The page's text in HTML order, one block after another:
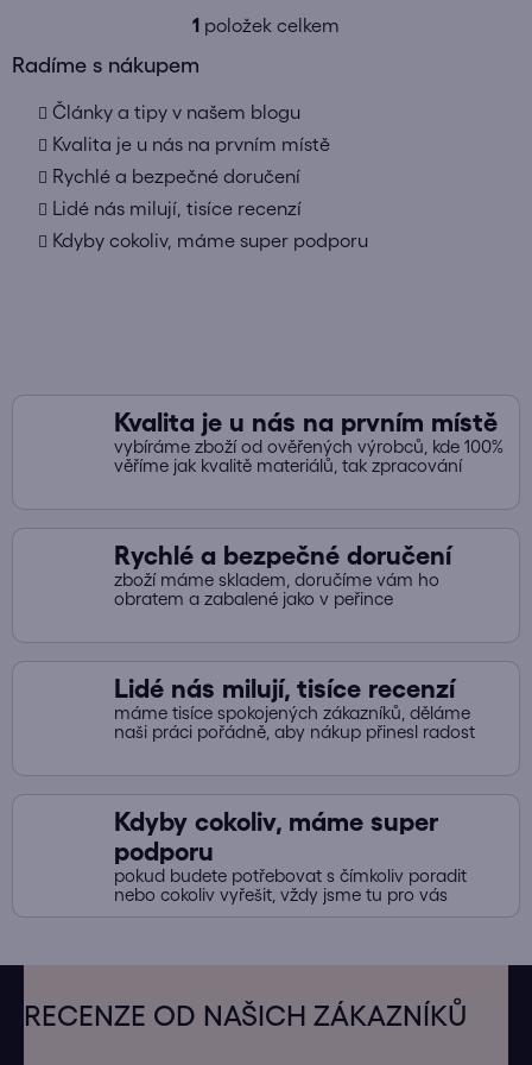
O
á
d
a
í
p
ý
p
i
u
1 položek celkem
Radíme s nákupem
Články a tipy v našem blogu
Kvalita je u nás na prvním místě
Rychlé a bezpečné doručení
Lidé nás milují, tisíce recenzí
Kdyby cokoliv, máme super podporu
Kvalita je u nás na prvním místě
vybíráme zboží od ověřených výrobců, kde 100%
věříme jak kvalitě materiálů, tak zpracování
Rychlé a bezpečné doručení
zboží máme skladem, doručíme vám ho
obratem a zabalené jako v peřince
Lidé nás milují, tisíce recenzí
máme tisíce spokojených zákazníků, děláme
naši práci pořádně, aby nákup přinesl radost
Kdyby cokoliv, máme super
podporu
pokud budete potřebovat s čímkoliv poradit
nebo cokoliv vyřešit, vždy jsme tu pro vás
RECENZE OD NAŠICH ZÁKAZNÍKŮ